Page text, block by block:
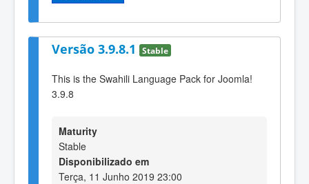
Versão 3.9.8.1 Stable
This is the Swahili Language Pack for Joomla!
3.9.8
Maturity
Stable
Disponibilizado em
Terça, 11 Junho 2019 23:00